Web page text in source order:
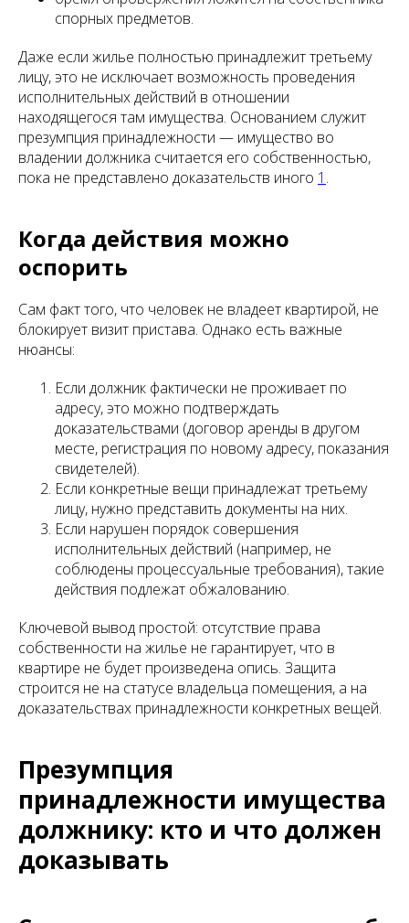
спорных предметов.
Даже если жилье полностью принадлежит третьему
лицу, это не исключает возможность проведения
исполнительных действий в отношении
находящегося там имущества. Основанием служит
презумпция принадлежности — имущество во
владении должника считается его собственностью,
пока не представлено доказательств иного 1 .
Когда действия можно
оспорить
Сам факт того, что человек не владеет квартирой, не
блокирует визит пристава. Однако есть важные
нюансы:
Если должник фактически не проживает по
адресу, это можно подтверждать
доказательствами (договор аренды в другом
месте, регистрация по новому адресу, показания
свидетелей).
Если конкретные вещи принадлежат третьему
лицу, нужно представить документы на них.
Если нарушен порядок совершения
исполнительных действий (например, не
соблюдены процессуальные требования), такие
действия подлежат обжалованию.
Ключевой вывод простой: отсутствие права
собственности на жилье не гарантирует, что в
квартире не будет произведена опись. Защита
строится не на статусе владельца помещения, а на
доказательствах принадлежности конкретных вещей.
Презумпция
принадлежности имущества
должнику: кто и что должен
доказывать